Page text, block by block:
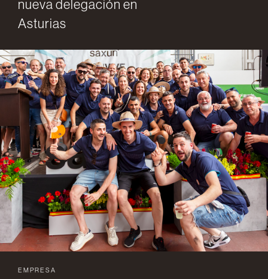
nueva delegación en
Asturias
EMPRESA